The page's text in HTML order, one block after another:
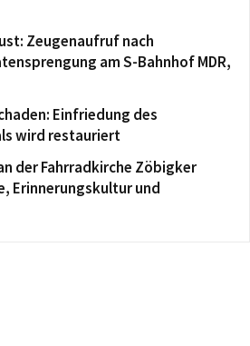
Zeugenaufruf nach
am S-Bahnhof MDR,
Einfriedung des
wird restauriert
der Fahrradkirche Zöbigker
Erinnerungskultur und